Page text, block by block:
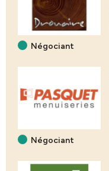
Négociant
Négociant